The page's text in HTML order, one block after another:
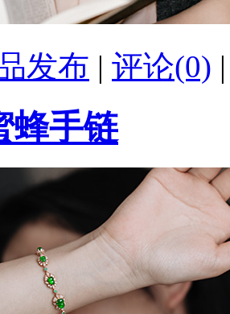
发布 | 评论(0)
蜂手链